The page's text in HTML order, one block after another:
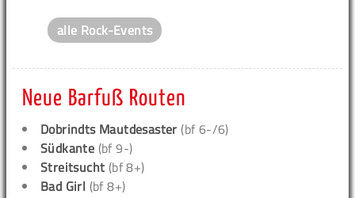
alle Rock-Events
Neue Barfuß Routen
Dobrindts Mautdesaster (bf 6-/6)
Südkante (bf 9-)
Streitsucht (bf 8+)
Bad Girl (bf 8+)